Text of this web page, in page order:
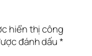
hiển thị công
đánh dấu*